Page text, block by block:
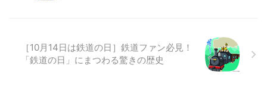
［10月14日は鉄道の日］鉄道ファン必見！
「鉄道の日」にまつわる驚きの歴史